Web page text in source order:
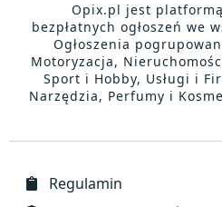
Opix.pl jest
bezpłatnych ogłoszeń we
Ogłoszenia
Motoryzacja,
Sport i Hobby, Usługi i
Narzędzia, Perfumy i
Regulamin